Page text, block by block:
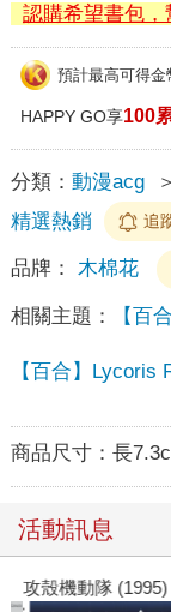
認購希望書包，
預計最高可得金
HAPPY GO享100
分類： 動漫acg ＞
精選熱銷
追
品牌： 木棉花
相關主題： 【百
【百合】Lycoris
商品尺寸： 長
活動訊息
攻殼機動隊